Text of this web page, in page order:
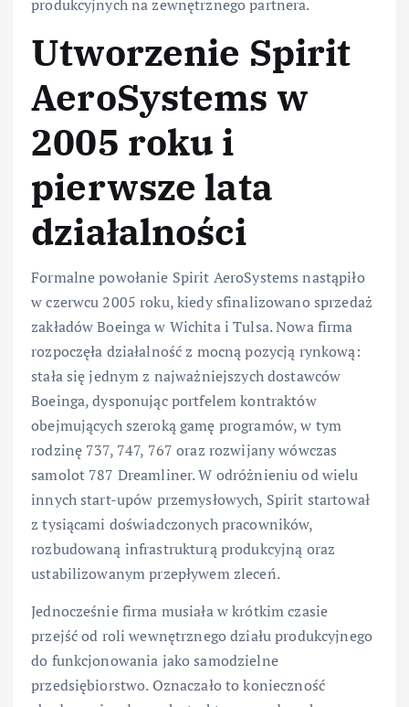
produkcyjnych na zewnętrznego partnera.
Utworzenie Spirit
AeroSystems w
2005 roku i
pierwsze lata
działalności
Formalne powołanie Spirit AeroSystems nastąpiło
w czerwcu 2005 roku, kiedy sfinalizowano sprzedaż
zakładów Boeinga w Wichita i Tulsa. Nowa firma
rozpoczęła działalność z mocną pozycją rynkową:
stała się jednym z najważniejszych dostawców
Boeinga, dysponując portfelem kontraktów
obejmujących szeroką gamę programów, w tym
rodzinę 737, 747, 767 oraz rozwijany wówczas
samolot 787 Dreamliner. W odróżnieniu od wielu
innych start-upów przemysłowych, Spirit startował
z tysiącami doświadczonych pracowników,
rozbudowaną infrastrukturą produkcyjną oraz
ustabilizowanym przepływem zleceń.
Jednocześnie firma musiała w krótkim czasie
przejść od roli wewnętrznego działu produkcyjnego
do funkcjonowania jako samodzielne
przedsiębiorstwo. Oznaczało to konieczność